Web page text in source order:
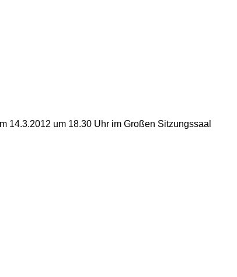
14.3.2012 um 18.30 Uhr im Großen Sitzungssaal